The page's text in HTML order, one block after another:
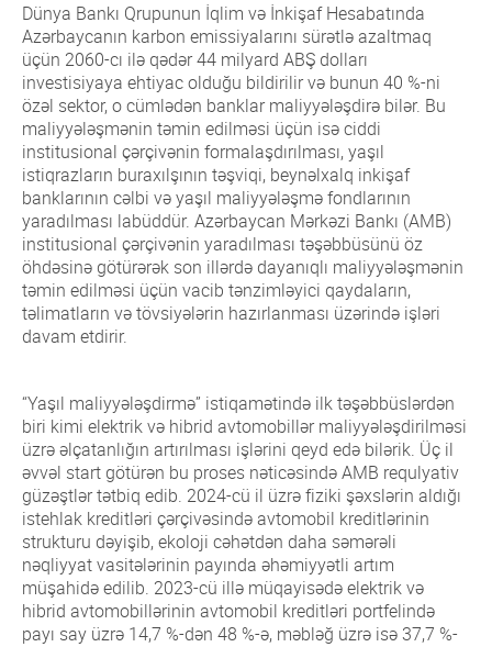
Dünya Bankı Qrupunun İqlim və İnkişaf Hesabatında
Azərbaycanın karbon emissiyalarını sürətlə azaltmaq
üçün 2060-cı ilə qədər 44 milyard ABŞ dolları
investisiyaya ehtiyac olduğu bildirilir və bunun 40 %-ni
özəl sektor, o cümlədən banklar maliyyələşdirə bilər. Bu
maliyyələşmənin təmin edilməsi üçün isə ciddi
institusional çərçivənin formalaşdırılması, yaşıl
istiqrazların buraxılşının təşviqi, beynəlxalq inkişaf
banklarının cəlbi və yaşıl maliyyələşmə fondlarının
yaradılması labüddür. Azərbaycan Mərkəzi Bankı (AMB)
institusional çərçivənin yaradılması təşəbbüsünü öz
öhdəsinə götürərək son illərdə dayanıqlı maliyyələşmənin
təmin edilməsi üçün vacib tənzimləyici qaydaların,
təlimatların və tövsiyələrin hazırlanması üzərində işləri
davam etdirir.
“Yaşıl maliyyələşdirmə” istiqamətində ilk təşəbbüslərdən
biri kimi elektrik və hibrid avtomobillər maliyyələşdirilməsi
üzrə əlçatanlığın artırılması işlərini qeyd edə bilərik. Üç il
əvvəl start götürən bu proses nəticəsində AMB requlyativ
güzəştlər tətbiq edib. 2024-cü il üzrə fiziki şəxslərin aldığı
istehlak kreditləri çərçivəsində avtomobil kreditlərinin
strukturu dəyişib, ekoloji cəhətdən daha səmərəli
nəqliyyat vasitələrinin payında əhəmiyyətli artım
müşahidə edilib. 2023-cü illə müqayisədə elektrik və
hibrid avtomobillərinin avtomobil kreditləri portfelində
payı say üzrə 14,7 %-dən 48 %-ə, məbləğ üzrə isə 37,7 %-